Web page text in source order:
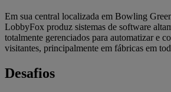
Em sua central localizada em Bowling
LobbyFox produz sistemas de software
totalmente gerenciados para automatizar e
visitantes, principalmente em fábricas em
Desafios